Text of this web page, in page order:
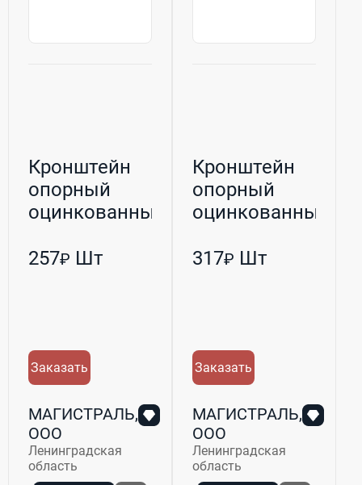
Кронштейн
опорный
оцинкованный
257₽ Шт
Заказать
МАГИСТРАЛЬ,
ООО
Ленинградская
область
Кронштейн
опорный
оцинкованный
317₽ Шт
Заказать
МАГИСТРАЛЬ,
ООО
Ленинградская
область